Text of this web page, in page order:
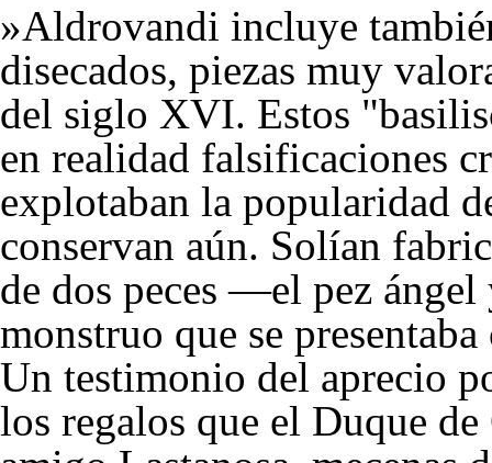
»Aldrovandi incluye
disecados, piezas muy
del siglo XVI. Estos
en realidad falsificaciones
explotaban la popularidad
conservan aún. Solían
de dos peces —el pez
monstruo que se
Un testimonio del aprecio
los regalos que el Duque